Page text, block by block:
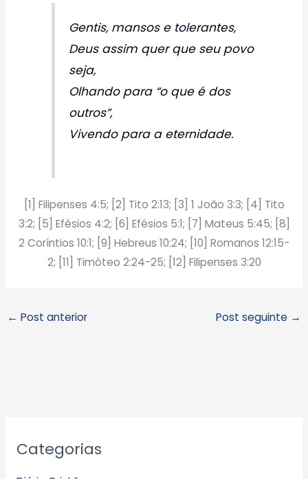
Gentis, mansos e tolerantes,
Deus assim quer que seu povo
seja,
Olhando para “o que é dos
outros”,
Vivendo para a eternidade.
[1] Filipenses 4:5; [2] Tito 2:13; [3] 1 João 3:3; [4] Tito
3:2; [5] Efésios 4:2; [6] Efésios 5:1; [7] Mateus 5:45; [8]
2 Coríntios 10:1; [9] Hebreus 10:24; [10] Romanos 12:15-
2; [11] Timóteo 2:24-25; [12] Filipenses 3:20
← Post anterior Post seguinte →
Categorias
r